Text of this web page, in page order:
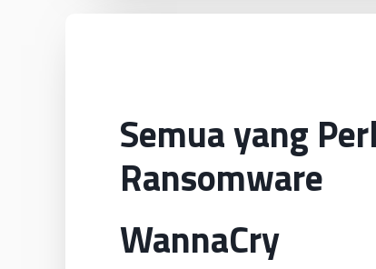
Semua yang
Ransomware
WannaCry